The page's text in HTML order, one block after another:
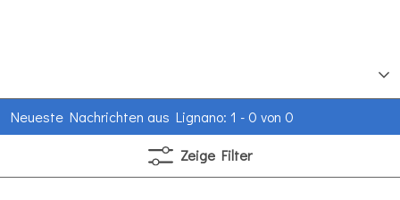
Neueste Nachrichten aus Lignano: 1 - 0 von 0
Zeige Filter